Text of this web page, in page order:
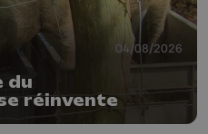
04/08/2026
du
réinvente